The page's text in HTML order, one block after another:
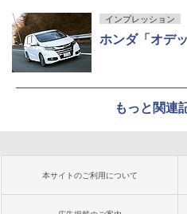
インプレッション
ホンダ「オデ
もっと関連
本サイトのご利用について